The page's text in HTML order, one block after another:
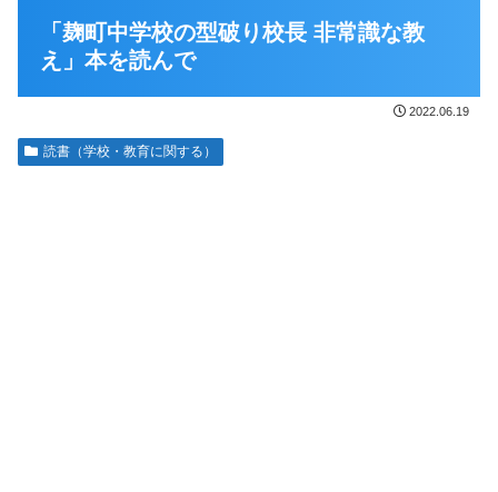
「麹町中学校の型破り校長 非常識な教
え」本を読んで
2022.06.19
読書（学校・教育に関する）